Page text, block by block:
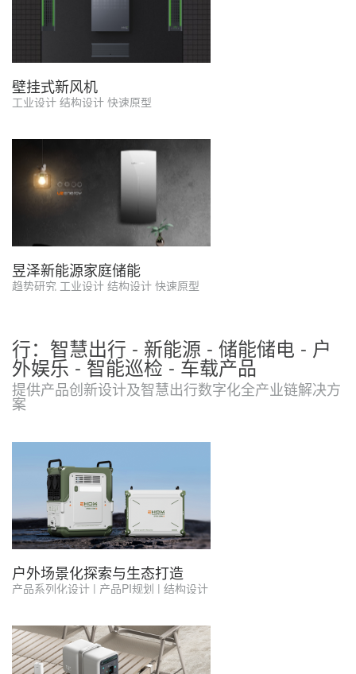
壁挂式新风机
工业设计 结构设计 快速原型
昱泽新能源家庭储能
趋势研究 工业设计 结构设计 快速原型
行：智慧出行 - 新能源 - 储能储电 - 户
外娱乐 - 智能巡检 - 车载产品
提供产品创新设计及智慧出行数字化全产业链解决方
案
户外场景化探索与生态打造
产品系列化设计 | 产品PI规划 | 结构设计